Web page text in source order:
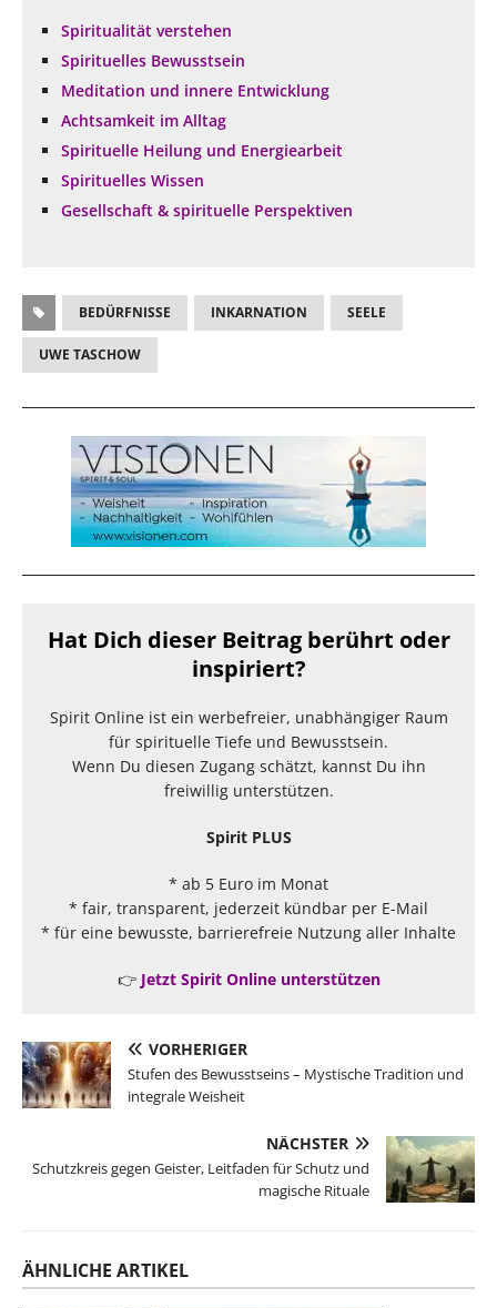
Spiritualität verstehen
Spirituelles Bewusstsein
Meditation und innere Entwicklung
Achtsamkeit im Alltag
Spirituelle Heilung und Energiearbeit
Spirituelles Wissen
Gesellschaft & spirituelle Perspektiven
BEDÜRFNISSE INKARNATION SEELE
UWE TASCHOW
Hat Dich dieser Beitrag berührt oder
inspiriert?
Spirit Online ist ein werbefreier, unabhängiger Raum
für spirituelle Tiefe und Bewusstsein.
Wenn Du diesen Zugang schätzt, kannst Du ihn
freiwillig unterstützen.
Spirit PLUS
* ab 5 Euro im Monat
* fair, transparent, jederzeit kündbar per E-Mail
* für eine bewusste, barrierefreie Nutzung aller Inhalte
👉 Jetzt Spirit Online unterstützen
VORHERIGER
Stufen des Bewusstseins – Mystische Tradition und
integrale Weisheit
NÄCHSTER
Schutzkreis gegen Geister, Leitfaden für Schutz und
magische Rituale
ÄHNLICHE ARTIKEL